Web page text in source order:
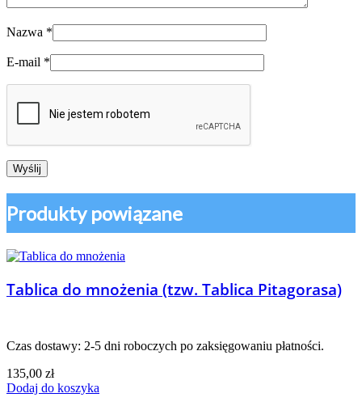
Nazwa *
E-mail *
Produkty powiązane
Tablica do mnożenia (tzw. Tablica Pitagorasa)
Czas dostawy: 2-5 dni roboczych po zaksięgowaniu płatności.
135,00 zł
Dodaj do koszyka